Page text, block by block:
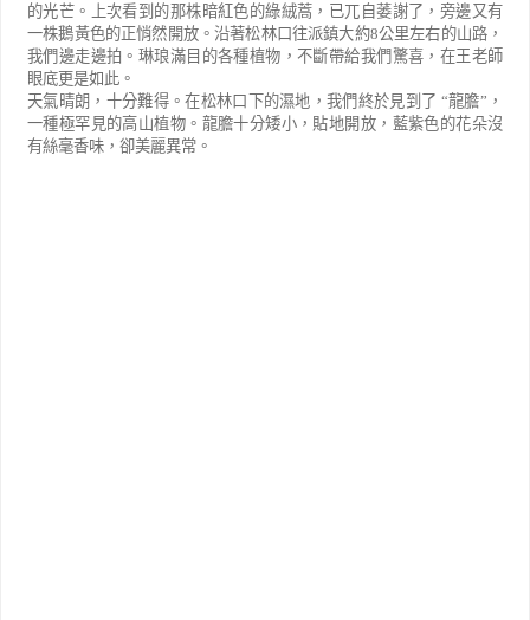
的光芒。上次看到的那株暗紅色的綠絨蒿，已兀自萎謝了，旁邊又有
一株鵝黃色的正悄然開放。沿著松林口往派鎮大約8公里左右的山路，
我們邊走邊拍。琳琅滿目的各種植物，不斷帶給我們驚喜，在王老師
眼底更是如此。
天氣晴朗，十分難得。在松林口下的濕地，我們終於見到了 “龍膽” ，
一種極罕見的高山植物。龍膽十分矮小，貼地開放，藍紫色的花朵沒
有絲毫香味，卻美麗異常。